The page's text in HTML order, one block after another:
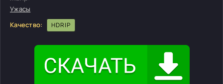
Ужасы
Качество:
HDRIP